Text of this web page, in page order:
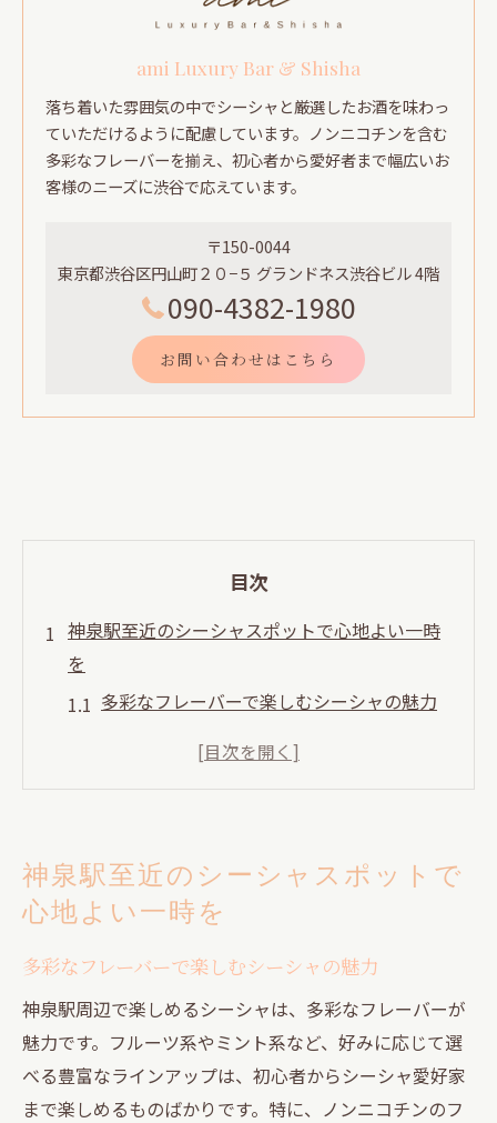
ami Luxury Bar & Shisha
落ち着いた雰囲気の中でシーシャと厳選したお酒を味わっ
ていただけるように配慮しています。ノンニコチンを含む
多彩なフレーバーを揃え、初心者から愛好者まで幅広いお
客様のニーズに渋谷で応えています。
〒150-0044
東京都渋谷区円山町２０−５ グランドネス渋谷ビル 4階
090-4382-1980
お問い合わせはこちら
目次
神泉駅至近のシーシャスポットで心地よい一時
を
多彩なフレーバーで楽しむシーシャの魅力
スタイリッシュな空間でリラックス
季節限定の特別メニューを楽しむ
友人と過ごす至福のひととき
シーシャと共に過ごす神泉駅周辺のおしゃれな
夜遅くまで楽しめるシーシャバーの魅力
おしゃれなインテリアが演出する雰囲気
カップルで過ごす特別な夜
神泉駅至近のシーシャスポットで
心地よい一時を
多彩なフレーバーで楽しむシーシャの魅力
神泉駅周辺で楽しめるシーシャは、多彩なフレーバーが
魅力です。フルーツ系やミント系など、好みに応じて選
べる豊富なラインアップは、初心者からシーシャ愛好家
まで楽しめるものばかりです。特に、ノンニコチンのフ